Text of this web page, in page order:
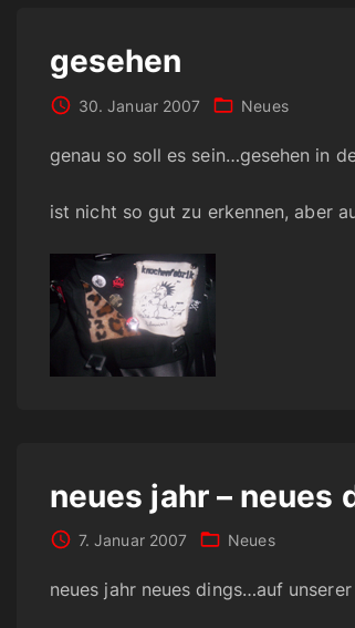
gesehen
30. Januar 2007 Neues
genau so soll es sein…gesehen in
ist nicht so gut zu erkennen, aber
neues jahr – neues
7. Januar 2007 Neues
neues jahr neues dings…auf